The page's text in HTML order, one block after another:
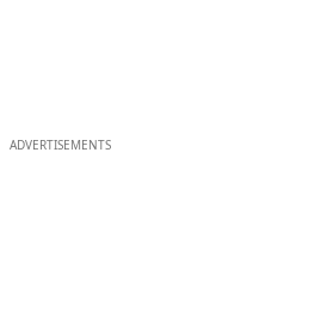
ADVERTISEMENTS